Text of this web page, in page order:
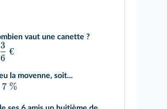
vaut une canette ?
6
3
€
la movenne, soit...
7 %